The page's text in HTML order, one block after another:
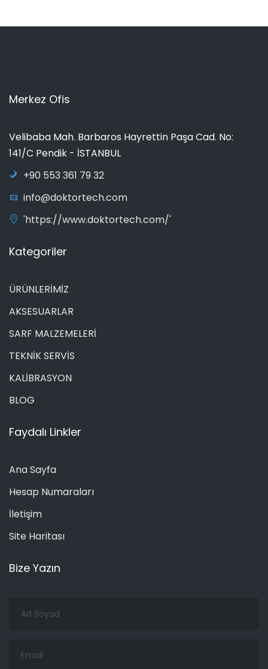
Merkez Ofis
Velibaba Mah. Barbaros Hayrettin Paşa Cad. No:
141/C Pendik - İSTANBUL
+90 553 361 79 32
info@doktortech.com
'https://www.doktortech.com/'
Kategoriler
ÜRÜNLERİMİZ
AKSESUARLAR
SARF MALZEMELERİ
TEKNİK SERVİS
KALİBRASYON
BLOG
Faydalı Linkler
Ana Sayfa
Hesap Numaraları
İletişim
Site Haritası
Bize Yazın
Soyad